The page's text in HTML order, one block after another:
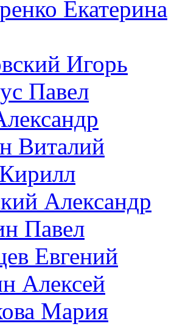
Екатерина
Игорь
Павел
Виталий
Александр
Павел
Евгений
Алексей
Мария